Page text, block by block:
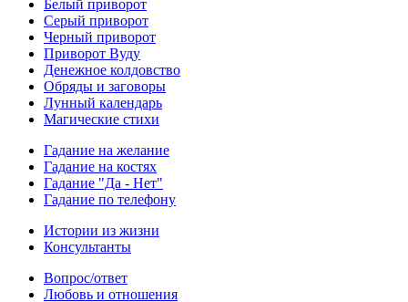
Белый приворот
Серый приворот
Черный приворот
Приворот Вуду
Денежное колдовство
Обряды и заговоры
Лунный календарь
Магические стихи
Гадание на желание
Гадание на костях
Гадание "Да - Нет"
Гадание по телефону
Истории из жизни
Консультанты
Вопрос/ответ
Любовь и отношения